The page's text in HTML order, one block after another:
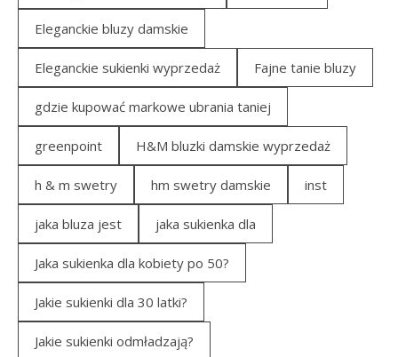
Eleganckie bluzy damskie
Eleganckie sukienki wyprzedaż Fajne tanie bluzy
gdzie kupować markowe ubrania taniej
greenpoint H&M bluzki damskie wyprzedaż
h & m swetry hm swetry damskie inst
jaka bluza jest jaka sukienka dla
Jaka sukienka dla kobiety po 50?
Jakie sukienki dla 30 latki?
Jakie sukienki odmładzają?